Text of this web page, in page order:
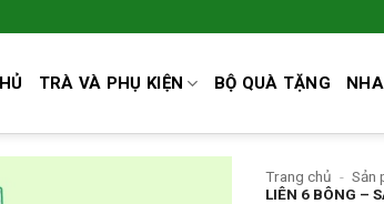
TRÀ VÀ PHỤ KIỆN BỘ QUÀ TẶNG
Trang chủ - Sản
LIÊN 6 BÔNG –